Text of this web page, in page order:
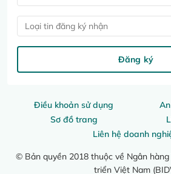
Điều khoản sử dụng
Sơ đồ trang
Liên hệ doanh
© Bản quyền 2018 thuộc về Ngân
triển Việt Nam
Loại tin đăng ký nhận
Đăng ký